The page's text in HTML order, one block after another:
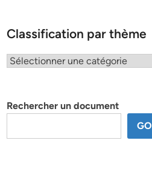
Classification par thème
Classification
Rechercher un document
GO